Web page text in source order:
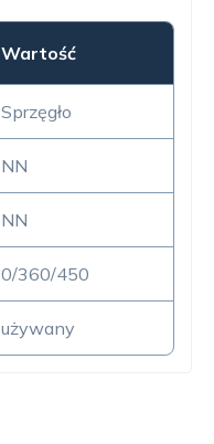
Wartość
Sprzęgło
NN
NN
0/360/450
używany